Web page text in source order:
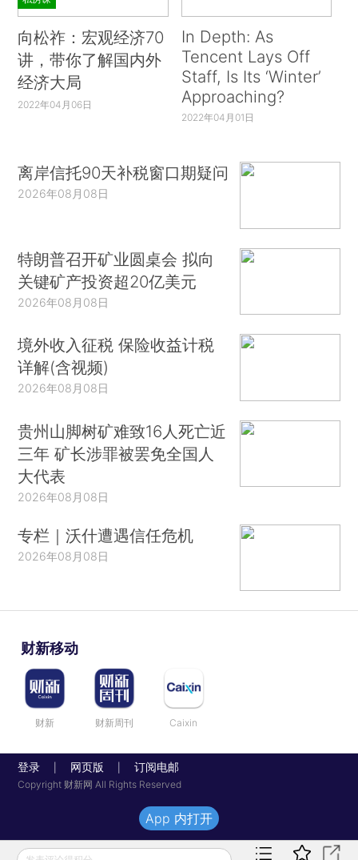
向松祚：宏观经济70
讲，带你了解国内外
经济大局
2022年04月06日
In Depth: As
Tencent Lays Off
Staff, Is Its ‘Winter’
Approaching?
2022年04月01日
离岸信托90天补税窗口期疑问
2026年08月08日
特朗普召开矿业圆桌会 拟向
关键矿产投资超20亿美元
2026年08月08日
境外收入征税 保险收益计税
详解(含视频)
2026年08月08日
贵州山脚树矿难致16人死亡近
三年 矿长涉罪被罢免全国人
大代表
2026年08月08日
专栏｜沃什遭遇信任危机
2026年08月08日
财新移动
财新 财新周刊 Caixin
登录 网页版 订阅电邮
Copyright 财新网 All Rights Reserved
App 内打开